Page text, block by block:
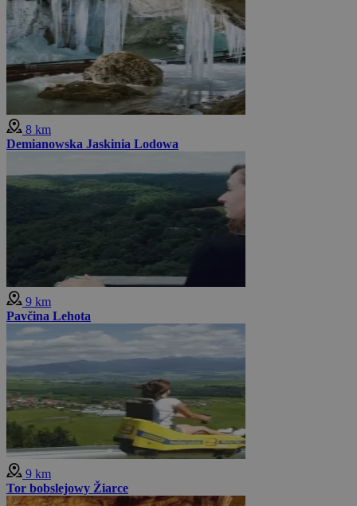
8 km
Demianowska Jaskinia Lodowa
9 km
Pavčina Lehota
9 km
Tor bobslejowy Žiarce